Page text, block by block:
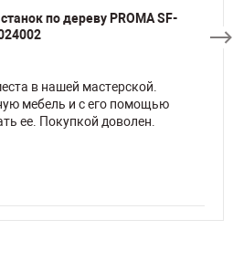
по дереву PROMA SF-
в нашей мастерской.
мебель и с его помощью
ее. Покупкой доволен.